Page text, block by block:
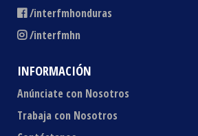
/interfmhonduras
/interfmhn
INFORMACIÓN
Anúnciate con Nosotros
Trabaja con Nosotros